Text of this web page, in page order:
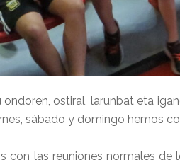
ostiral, larunbat eta
sábado y domingo hemos
con las reuniones normales